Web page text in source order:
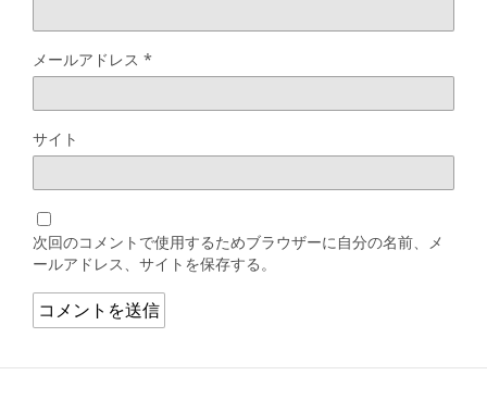
メールアドレス *
サイト
次回のコメントで使用するためブラウザーに自分の名前、メ
ールアドレス、サイトを保存する。